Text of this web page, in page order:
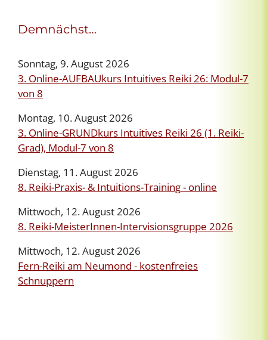
Demnächst…
Sonntag, 9. August 2026
3. Online-AUFBAUkurs Intuitives Reiki 26: Modul-7
von 8
Montag, 10. August 2026
3. Online-GRUNDkurs Intuitives Reiki 26 (1. Reiki-
Grad), Modul-7 von 8
Dienstag, 11. August 2026
8. Reiki-Praxis- & Intuitions-Training - online
Mittwoch, 12. August 2026
8. Reiki-MeisterInnen-Intervisionsgruppe 2026
Mittwoch, 12. August 2026
Fern-Reiki am Neumond - kostenfreies
Schnuppern